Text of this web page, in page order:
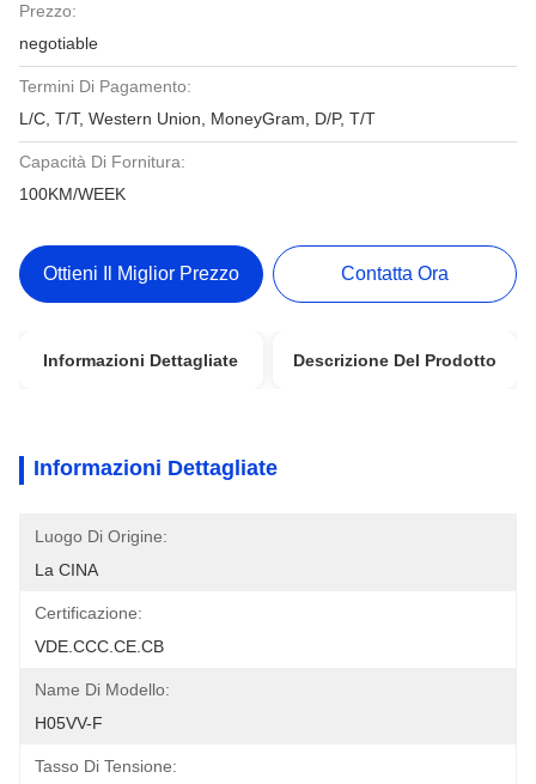
Prezzo:
negotiable
Termini Di Pagamento:
L/C, T/T, Western Union, MoneyGram, D/P, T/T
Capacità Di Fornitura:
100KM/WEEK
Ottieni Il Miglior Prezzo Contatta Ora
Informazioni Dettagliate Descrizione Del Prodotto
Informazioni Dettagliate
Luogo Di Origine:
La CINA
Certificazione:
VDE.CCC.CE.CB
Name Di Modello:
H05VV-F
Tasso Di Tensione: